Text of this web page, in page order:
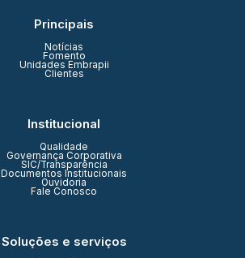
Principais
Notícias
Fomento
Unidades Embrapii
Clientes
Institucional
Qualidade
Governança Corporativa
SIC/Transparência
Documentos Institucionais
Ouvidoria
Fale Conosco
Soluções e serviços